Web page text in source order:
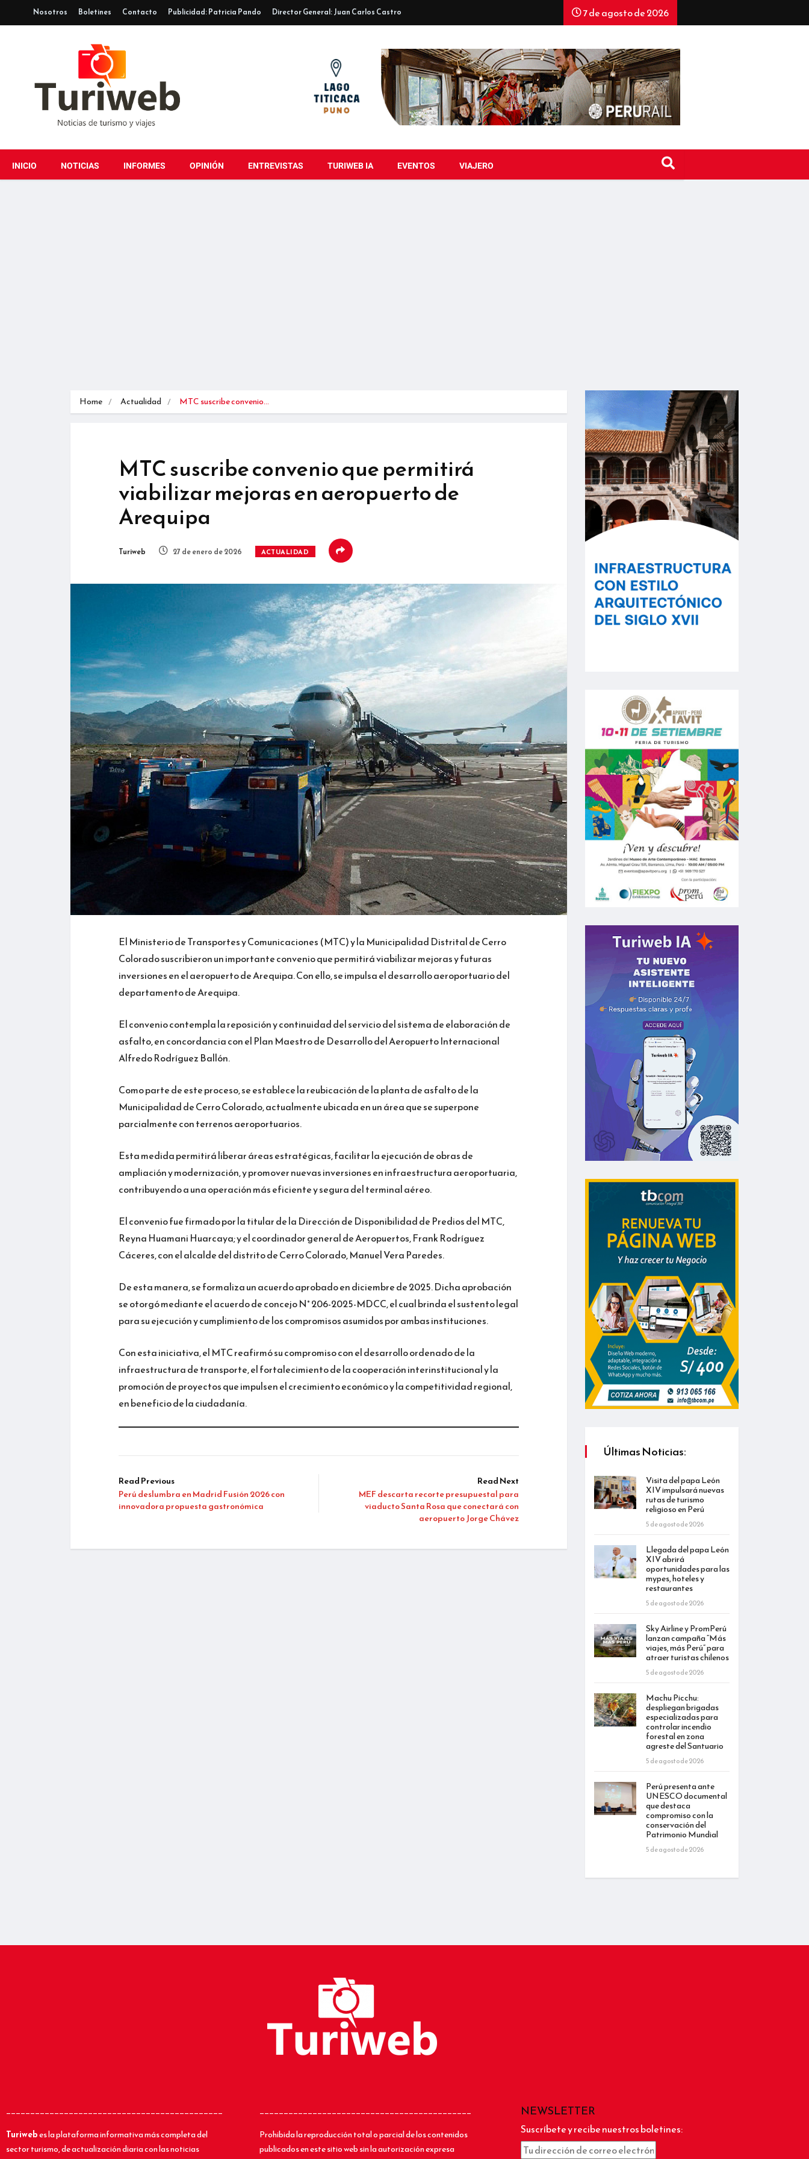
Nosotros Boletines Contacto Publicidad: Patricia Pando Director General: Juan Carlos Castro 7 de agosto de 2026
INICIO NOTICIAS INFORMES OPINIÓN ENTREVISTAS TURIWEB IA EVENTOS VIAJERO
Home Actualidad MTC suscribe convenio…
MTC suscribe convenio que permitirá
viabilizar mejoras en aeropuerto de
Arequipa
Turiweb 27 de enero de 2026 ACTUALIDAD
El Ministerio de Transportes y Comunicaciones (MTC) y la Municipalidad Distrital de Cerro
Colorado suscribieron un importante convenio que permitirá viabilizar mejoras y futuras
inversiones en el aeropuerto de Arequipa. Con ello, se impulsa el desarrollo aeroportuario del
departamento de Arequipa.
El convenio contempla la reposición y continuidad del servicio del sistema de elaboración de
asfalto, en concordancia con el Plan Maestro de Desarrollo del Aeropuerto Internacional
Alfredo Rodríguez Ballón.
Como parte de este proceso, se establece la reubicación de la planta de asfalto de la
Municipalidad de Cerro Colorado, actualmente ubicada en un área que se superpone
parcialmente con terrenos aeroportuarios.
Esta medida permitirá liberar áreas estratégicas, facilitar la ejecución de obras de
ampliación y modernización, y promover nuevas inversiones en infraestructura aeroportuaria,
contribuyendo a una operación más eficiente y segura del terminal aéreo.
El convenio fue firmado por la titular de la Dirección de Disponibilidad de Predios del MTC,
Reyna Huamani Huarcaya; y el coordinador general de Aeropuertos, Frank Rodríguez
Cáceres, con el alcalde del distrito de Cerro Colorado, Manuel Vera Paredes.
De esta manera, se formaliza un acuerdo aprobado en diciembre de 2025. Dicha aprobación
se otorgó mediante el acuerdo de concejo N° 206-2025-MDCC, el cual brinda el sustento legal
para su ejecución y cumplimiento de los compromisos asumidos por ambas instituciones.
Con esta iniciativa, el MTC reafirmó su compromiso con el desarrollo ordenado de la
infraestructura de transporte, el fortalecimiento de la cooperación interinstitucional y la
promoción de proyectos que impulsen el crecimiento económico y la competitividad regional,
en beneficio de la ciudadanía.
Read Previous
Perú deslumbra en Madrid Fusión 2026 con
innovadora propuesta gastronómica
Read Next
MEF descarta recorte presupuestal para
viaducto Santa Rosa que conectará con
aeropuerto Jorge Chávez
Últimas Noticias:
Visita del papa León
XIV impulsará nuevas
rutas de turismo
religioso en Perú
5 de agosto de 2026
Llegada del papa León
XIV abrirá
oportunidades para las
mypes, hoteles y
restaurantes
5 de agosto de 2026
Sky Airline y PromPerú
lanzan campaña “Más
viajes, más Perú” para
atraer turistas chilenos
5 de agosto de 2026
Machu Picchu:
despliegan brigadas
especializadas para
controlar incendio
forestal en zona
agreste del Santuario
5 de agosto de 2026
Perú presenta ante
UNESCO documental
que destaca
compromiso con la
conservación del
Patrimonio Mundial
5 de agosto de 2026
_____________________________________________
Turiwebes la plataforma informativa más completa del
sector turismo, de actualización diaria con las noticias
____________________________________________
Prohibida la reproducción total o parcial de los contenidos
publicados en este sitio web sin la autorización expresa
NEWSLETTER
Suscríbete y recibe nuestros boletines: